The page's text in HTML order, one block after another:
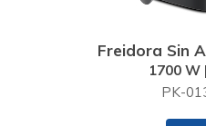
Freidora Sin
1700 W
PK-